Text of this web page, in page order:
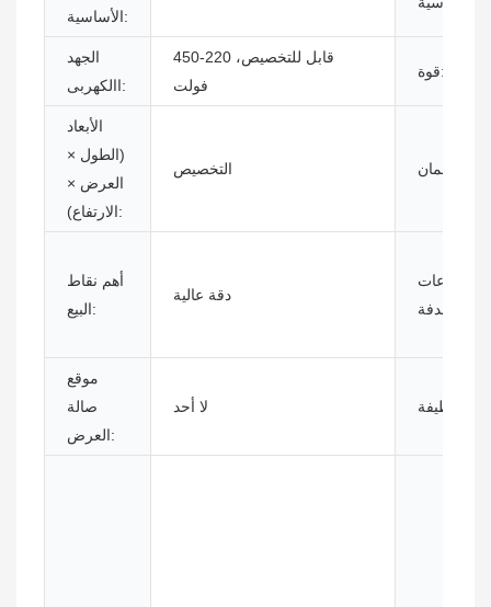
الأساسية:
الجهد
االكهربى:
قابل للتخصيص، 220-450
فولت
قوة:
الأبعاد
(الطول ×
العرض ×
الارتفاع):
التخصيص
أهم نقاط
البيع:
دقة عالية
القطاعات
موقع
صالة
العرض:
لا أحد